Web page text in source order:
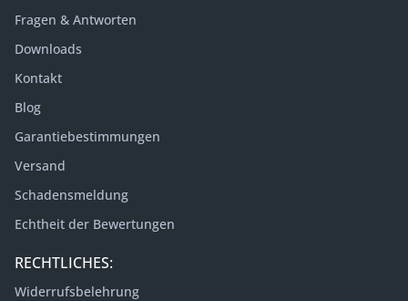
Fragen & Antworten
Downloads
Kontakt
Blog
Garantiebestimmungen
Versand
Schadensmeldung
Echtheit der Bewertungen
RECHTLICHES:
Widerrufsbelehrung